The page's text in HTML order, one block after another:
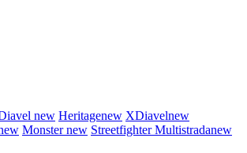
new Heritagenew XDiavelnew
Monsternew StreetfighterMultistradanew